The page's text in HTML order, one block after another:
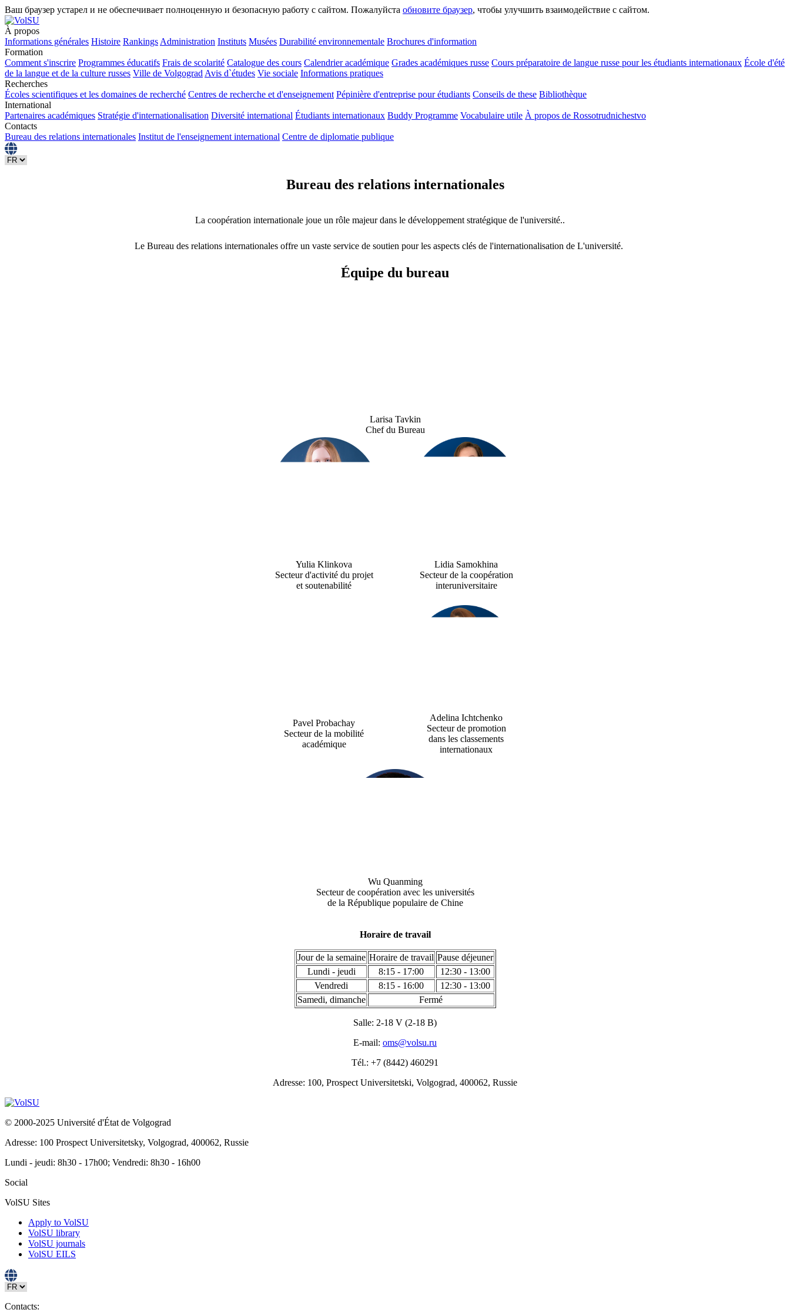
Ваш браузер устарел и не обеспечивает полноценную и безопасную работу с сайтом. Пожалуйста обновите браузер, чтобы улучшить взаимодействие с сайтом.
À propos
Informations générales Histoire Rankings Administration Instituts Musées Durabilité environnementale Brochures d'information
Formation
Comment s'inscrire Programmes éducatifs Frais de scolarité Catalogue des cours Calendrier académique Grades académiques russe Cours préparatoire de langue russe pour les étudiants internationaux École d'été
de la langue et de la culture russes Ville de Volgograd Avis d`études Vie sociale Informations pratiques
Recherches
Écoles scientifiques et les domaines de recherché Centres de recherche et d'enseignement Pépinière d'entreprise pour étudiants Conseils de these Bibliothèque
International
Partenaires académiques Stratégie d'internationalisation Diversité international Étudiants internationaux Buddy Programme Vocabulaire utile À propos de Rossotrudnichestvo
Contacts
Bureau des relations internationales Institut de l'enseignement international Centre de diplomatie publique
Bureau des relations internationales
La coopération internationale joue un rôle majeur dans le développement stratégique de l'université..
Le Bureau des relations internationales offre un vaste service de soutien pour les aspects clés de l'internationalisation de L'université.
Équipe du bureau
Larisa Tavkin
Chef du Bureau
Yulia Klinkova
Secteur d'activité du projet
et soutenabilité
Lidia Samokhina
Secteur de la coopération
interuniversitaire
Pavel Probachay
Secteur de la mobilité
académique
Adelina Ichtchenko
Secteur de promotion
dans les classements
internationaux
Wu Quanming
Secteur de coopération avec les universités
de la République populaire de Chine
Horaire de travail
Jour de la semaine Horaire de travail Pause déjeuner
Lundi - jeudi
8:15 - 17:00
12:30 - 13:00
Vendredi
8:15 - 16:00
12:30 - 13:00
Samedi, dimanche
Fermé
Salle: 2-18 V (2-18 B)
E-mail: oms@volsu.ru
Tél.: +7 (8442) 460291
Adresse: 100, Prospect Universitetski, Volgograd, 400062, Russie
© 2000-2025 Université d'État de Volgograd
Adresse: 100 Prospect Universitetsky, Volgograd, 400062, Russie
Lundi - jeudi: 8h30 - 17h00; Vendredi: 8h30 - 16h00
Social
VolSU Sites
Apply to VolSU
VolSU library
VolSU journals
VolSU EILS
Contacts: